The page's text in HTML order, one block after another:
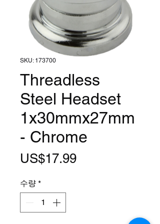
SKU: 173700
Threadless
Steel Headset
1x30mmx27mm
- Chrome
US$17.99가
수량 *